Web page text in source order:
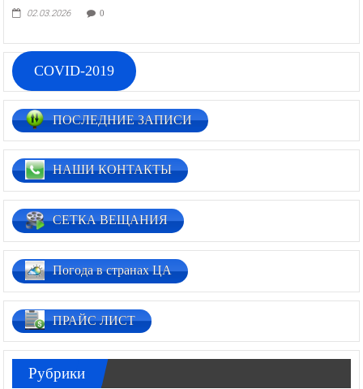
02.03.2026 0
COVID-2019
ПОСЛЕДНИЕ ЗАПИСИ
НАШИ КОНТАКТЫ
СЕТКА ВЕЩАНИЯ
Погода в странах ЦА
ПРАЙС ЛИСТ
Рубрики